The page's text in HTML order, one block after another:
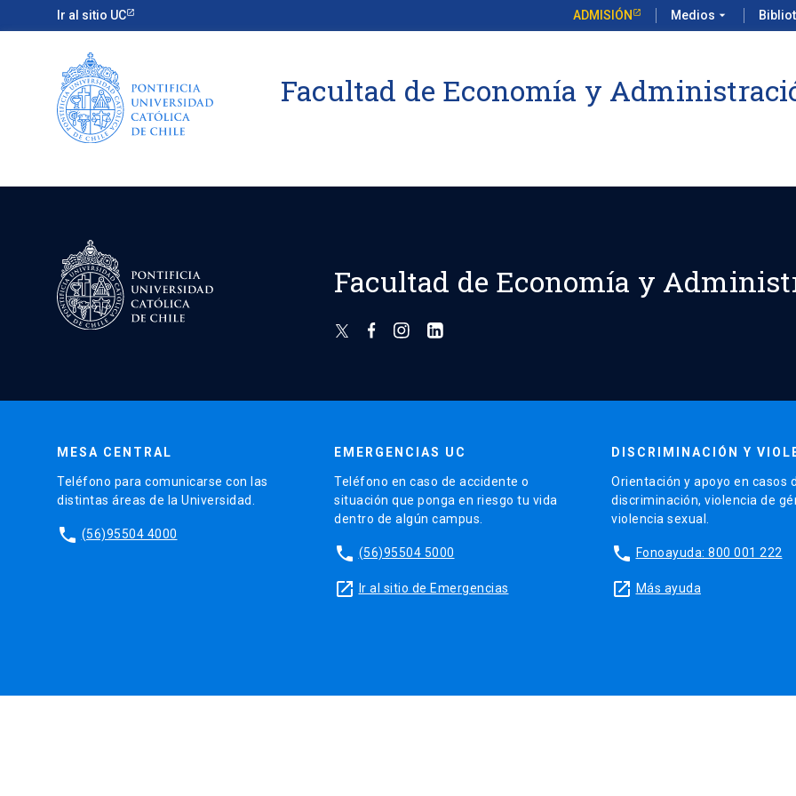
Ir al sitio UC ADMISIÓN Medios arrow_drop_down
Facultad de Economía y
Facultad de Economía y
MESA CENTRAL
Teléfono para comunicarse con las
distintas áreas de la Universidad.
phone (56)95504 4000
EMERGENCIAS UC
Teléfono en caso de accidente o
situación que ponga en riesgo tu vida
dentro de algún campus.
phone (56)95504 5000
launch Ir al sitio de Emergencias
DISCRIMINACIÓN Y
Orientación y apoyo en casos
discriminación, violencia de
violencia sexual.
phone Fonoayuda: 800 001 222
launch Más ayuda